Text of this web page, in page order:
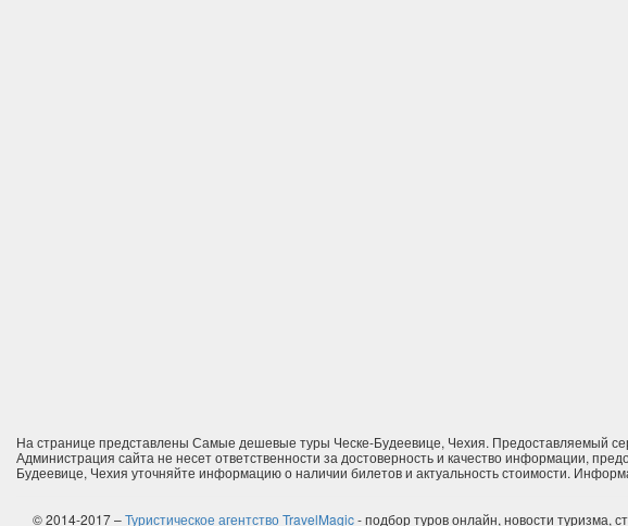
На странице представлены Самые дешевые туры Ческе-Будеевице, Чехия. Предоставляемый
Администрация сайта не несет ответственности за достоверность и качество информации,
Будеевице, Чехия уточняйте информацию о наличии билетов и актуальность стоимости.
© 2014-2017 –Туристическое агентство TravelMagic- подбор туров онлайн, новости туризма,